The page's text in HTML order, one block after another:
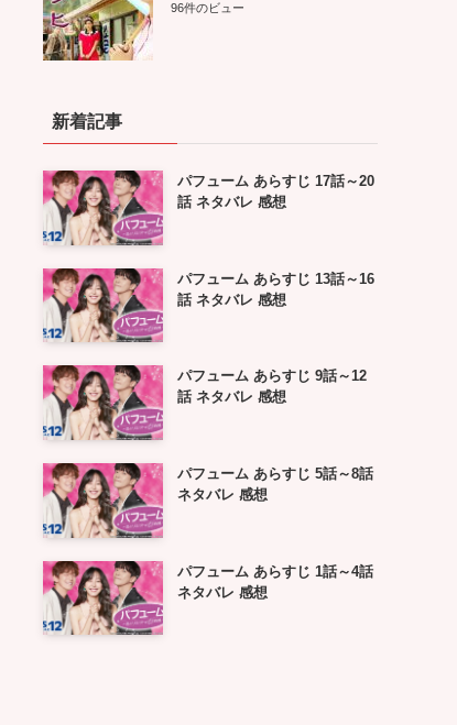
96件のビュー
新着記事
パフューム あらすじ 17話～20
話 ネタバレ 感想
パフューム あらすじ 13話～16
話 ネタバレ 感想
パフューム あらすじ 9話～12
話 ネタバレ 感想
パフューム あらすじ 5話～8話
ネタバレ 感想
パフューム あらすじ 1話～4話
ネタバレ 感想